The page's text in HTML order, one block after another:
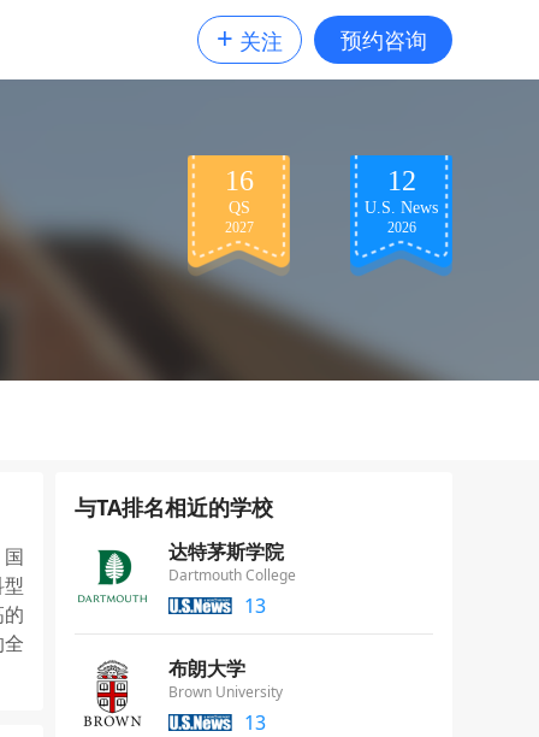
+ 关注 预约咨询
16
QS
2027
12
U.S. News
2026
与TA排名相近的学校
达特茅斯学院
Dartmouth College
13
布朗大学
Brown University
13